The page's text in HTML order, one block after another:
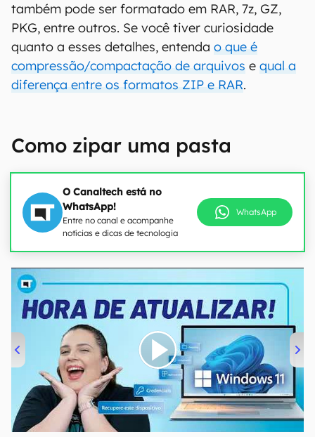
também pode ser formatado em RAR, 7z, GZ,
PKG, entre outros. Se você tiver curiosidade
quanto a esses detalhes, entenda o que é
compressão/compactação de arquivos e qual a
diferença entre os formatos ZIP e RAR.
Como zipar uma pasta
O Canaltech está no
WhatsApp!
Entre no canal e acompanhe
notícias e dicas de tecnologia
WhatsApp
00:00 04:52